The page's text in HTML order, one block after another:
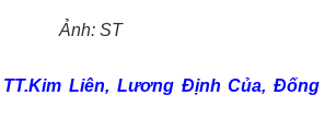
Ảnh: ST
TT.Kim Liên, Lương Định Của, Đống